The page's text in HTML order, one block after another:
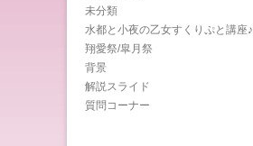
未分類
水都と小夜の乙女すくりぷと講座♪
翔愛祭/皐月祭
背景
解説スライド
質問コーナー